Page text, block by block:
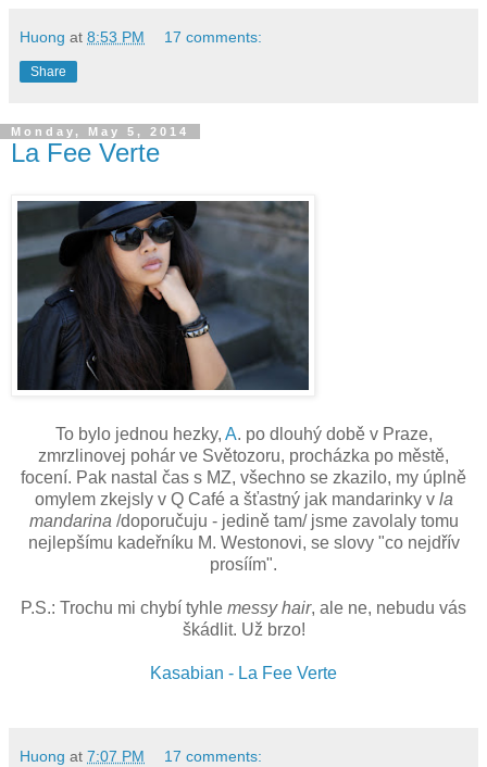
Huong at 8:53 PM 17 comments:
Share
Monday, May 5, 2014
La Fee Verte
To bylo jednou hezky, A. po dlouhý době v Praze,
zmrzlinovej pohár ve Světozoru, procházka po městě,
focení. Pak nastal čas s MZ, všechno se zkazilo, my úplně
omylem zkejsly v Q Café a šťastný jak mandarinky v la
mandarina /doporučuju - jedině tam/ jsme zavolaly tomu
nejlepšímu kadeřníku M. Westonovi, se slovy "co nejdřív
prosíím".
P.S.: Trochu mi chybí tyhle messy hair, ale ne, nebudu vás
škádlit. Už brzo!
Kasabian - La Fee Verte
Huong at 7:07 PM 17 comments: